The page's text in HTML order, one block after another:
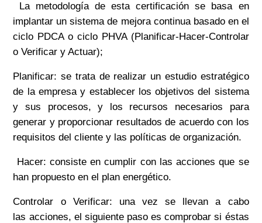
La metodología de esta certificación se basa en
implantar un sistema de mejora continuabasado en el
ciclo PDCA o ciclo PHVA (Planificar-Hacer-Controlar
o Verificar y Actuar);
Planificar:se trata de realizar un estudio estratégico
de la empresa y establecer los objetivos del sistema
y sus procesos, y los recursos necesarios para
generar y proporcionar resultados de acuerdo con los
requisitos del cliente y las políticas de organización.
Hacer: consiste en cumplir con las acciones que se
han propuesto en el plan energético.
Controlar o Verificar: una vez se llevan a cabo
las acciones, el siguiente paso es comprobar si éstas